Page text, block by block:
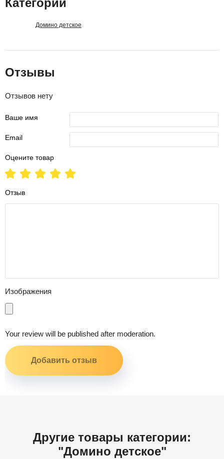
Категории
Домино детское
Отзывы
Отзывов нету
Ваше имя
Email
Оцените товар
Отзыв
Изображения
Your review will be published after moderation.
Другие товары категории:
"Домино детское"